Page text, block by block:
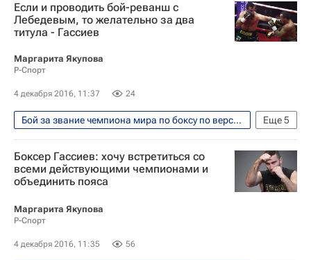
Денис Лебедев
Если и проводить бой-реванш с
Лебедевым, то желательно за два
титула - Гассиев
Маргарита Якупова
Р-Спорт
4 декабря 2016, 11:37 24
Еще5
Бой за звание чемпиона мира по боксу по версиям WBA и IBF между россиянами Денисом Лебедевым и Муратом Гассиевым прошел 3 декабря 2016
Единоборства
Спорт
WBA
IBF
Денис Лебедев
Боксер Гассиев: хочу встретиться со
всеми действующими чемпионами и
объединить пояса
Маргарита Якупова
Р-Спорт
4 декабря 2016, 11:35 56